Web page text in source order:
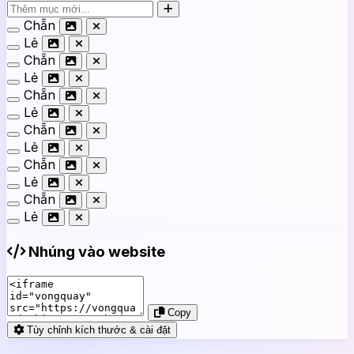
Chẵn
Lẻ
Chẵn
Lẻ
Chẵn
Lẻ
Chẵn
Lẻ
Chẵn
Lẻ
Chẵn
Lẻ
Nhúng vào website
Copy
Tùy chỉnh kích thước & cài đặt